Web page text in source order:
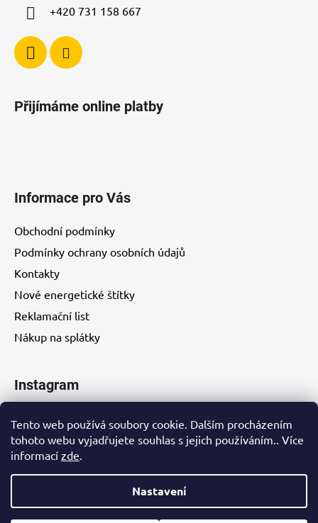
Tento web používá soubory cookie. Dalším procházením
tohoto webu vyjadřujete souhlas s jejich používáním.. Více
informací zde.
Nastavení
s
+420 731 158 667
Přijímáme online platby
Informace pro Vás
Obchodní podmínky
Podmínky ochrany osobních údajů
Kontakty
Nové energetické štítky
Reklamační list
Nákup na splátky
Instagram